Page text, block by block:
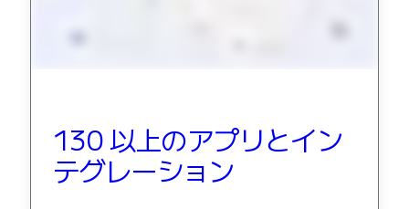
130 以上のアプリとイン
テグレーション